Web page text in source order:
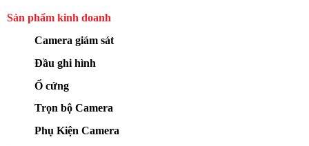
Sản phẩm kinh doanh
Camera giám sát
Đầu ghi hình
Ổ cứng
Trọn bộ Camera
Phụ Kiện Camera